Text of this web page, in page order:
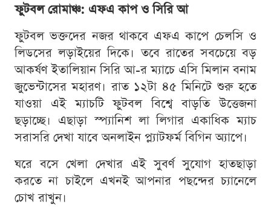
ফুটবল রোমাঞ্চ: এফএ কাপ ও সিরি আ
ফুটবল ভক্তদের নজর থাকবে এফএ কাপে চেলসি ও
লিডসের লড়াইয়ের দিকে। তবে রাতের সবচেয়ে বড়
আকর্ষণ ইতালিয়ান সিরি আ-র ম্যাচে এসি মিলান বনাম
জুভেন্টাসের মহারণ। রাত ১২টা ৪৫ মিনিটে শুরু হতে
যাওয়া এই ম্যাচটি ফুটবল বিশ্বে বাড়তি উত্তেজনা
ছড়াচ্ছে। এছাড়া স্প্যানিশ লা লিগার একাধিক ম্যাচ
সরাসরি দেখা যাবে অনলাইন প্ল্যাটফর্ম বিগিন অ্যাপে।
ঘরে বসে খেলা দেখার এই সুবর্ণ সুযোগ হাতছাড়া
করতে না চাইলে এখনই আপনার পছন্দের চ্যানেলে
চোখ রাখুন।